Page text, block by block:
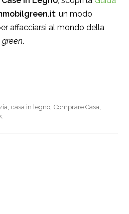
: un modo
affacciarsi al mondo della
green.
casa in legno Comprare Casa